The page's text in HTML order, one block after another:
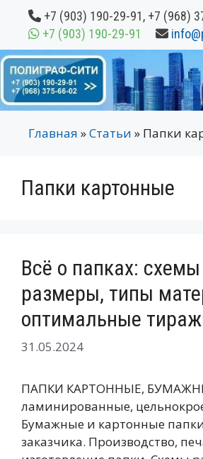
Перейти
содержимому
+7 (903) 190-29-91, +7 (968)
+7 (903) 190-29-91
Главная »Статьи » Папки
Папки картонные
Всё о папках:
размеры, типы
оптимальные
31.05.2024
ПАПКИ КАРТОННЫЕ,
ламинированные,
Бумажные и картонные
заказчика. Производство,